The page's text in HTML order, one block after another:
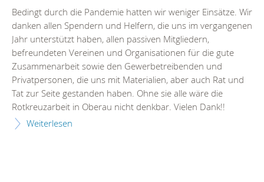
Bedingt durch die Pandemie hatten wir weniger Einsätze. Wir
danken allen Spendern und Helfern, die uns im vergangenen
Jahr unterstützt haben, allen passiven Mitgliedern,
befreundeten Vereinen und Organisationen für die gute
Zusammenarbeit sowie den Gewerbetreibenden und
Privatpersonen, die uns mit Materialien, aber auch Rat und
Tat zur Seite gestanden haben. Ohne sie alle wäre die
Rotkreuzarbeit in Oberau nicht denkbar. Vielen Dank!!
Weiterlesen